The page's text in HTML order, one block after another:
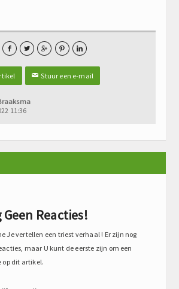
    
✉Stuur een e-mail
11:36
Geen Reacties!
Je vertellen een triest verhaal ! Er zijn nog
maar U kunt de eerste zijn om een
op dit artikel.